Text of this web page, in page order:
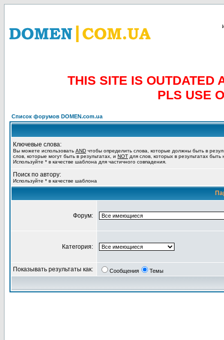
THIS SITE IS OUTDATED
PLS USE
Список форумов DOMEN.com.ua
Ключевые слова:
Вы можете использовать AND чтобы определить слова, которые должны быть в
слов, которые могут быть в результатах, и NOT для слов, которых в результатах
Используйте * в качестве шаблона для частичного совпадения.
Поиск по автору:
Используйте * в качестве шаблона
Форум:
Категория:
Показывать результаты как: Сообщения Темы